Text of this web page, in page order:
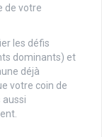
de votre
les défis
dominants) et
déjà
votre coin de
aussi